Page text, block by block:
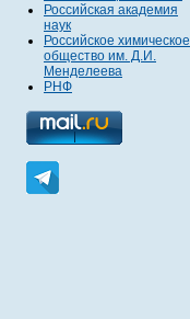
Российская академия
наук
Российское химическое
общество им. Д.И.
Менделеева
РНФ